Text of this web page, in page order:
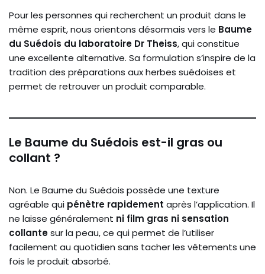
Pour les personnes qui recherchent un produit dans le
même esprit, nous orientons désormais vers le Baume
du Suédois du laboratoire Dr Theiss, qui constitue
une excellente alternative. Sa formulation s’inspire de la
tradition des préparations aux herbes suédoises et
permet de retrouver un produit comparable.
Le Baume du Suédois est-il gras ou
collant ?
Non. Le Baume du Suédois possède une texture
agréable qui pénètre rapidement après l’application. Il
ne laisse généralement ni film gras ni sensation
collantesur la peau, ce qui permet de l’utiliser
facilement au quotidien sans tacher les vêtements une
fois le produit absorbé.